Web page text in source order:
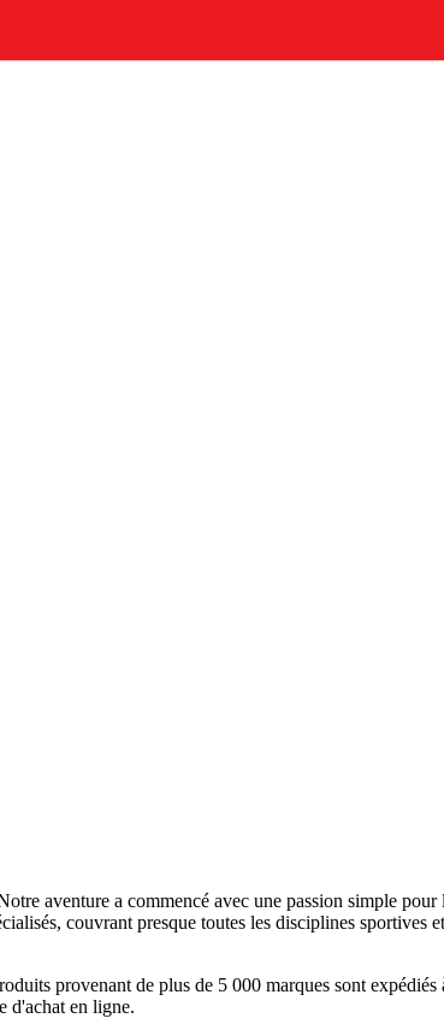
aventure a commencé avec une passion simple
couvrant presque toutes les disciplines sportives
provenant de plus de 5 000 marques sont
d'achat en ligne.